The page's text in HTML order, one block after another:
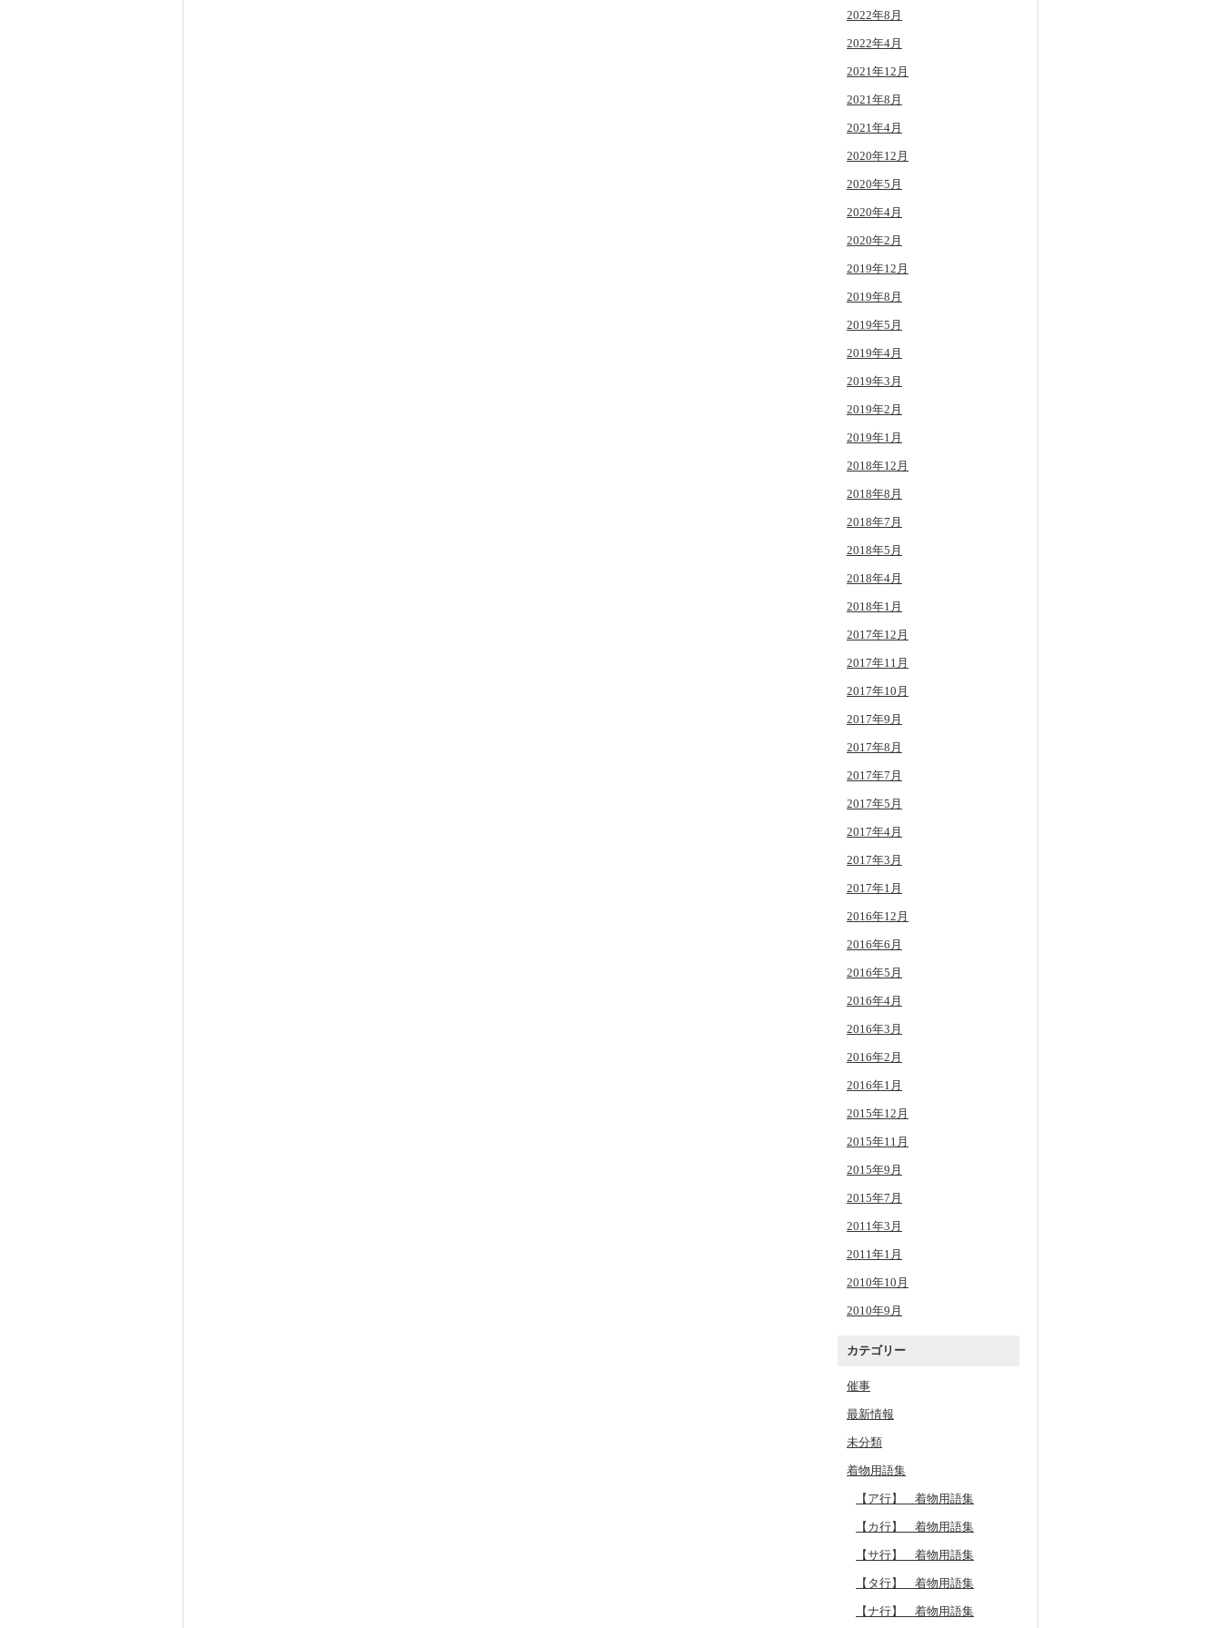
2022年8月
2022年4月
2021年12月
2021年8月
2021年4月
2020年12月
2020年5月
2020年4月
2020年2月
2019年12月
2019年8月
2019年5月
2019年4月
2019年3月
2019年2月
2019年1月
2018年12月
2018年8月
2018年7月
2018年5月
2018年4月
2018年1月
2017年12月
2017年11月
2017年10月
2017年9月
2017年8月
2017年7月
2017年5月
2017年4月
2017年3月
2017年1月
2016年12月
2016年6月
2016年5月
2016年4月
2016年3月
2016年2月
2016年1月
2015年12月
2015年11月
2015年9月
2015年7月
2011年3月
2011年1月
2010年10月
2010年9月
カテゴリー
催事
最新情報
未分類
着物用語集
【ア行】 着物用語集
【カ行】 着物用語集
【サ行】 着物用語集
【タ行】 着物用語集
【ナ行】 着物用語集